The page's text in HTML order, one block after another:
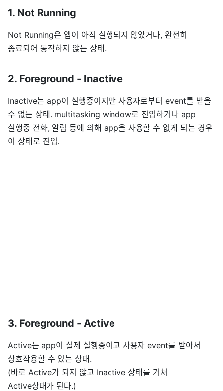
1. Not Running
Not Running은 앱이 아직 실행되지 않았거나, 완전히
종료되어 동작하지 않는 상태.
2. Foreground - Inactive
Inactive는 app이 실행중이지만 사용자로부터 event를 받을
수 없는 상태. multitasking window로 진입하거나 app
실행중 전화, 알림 등에 의해 app을 사용할 수 없게 되는 경우
이 상태로 진입.
3. Foreground - Active
Active는 app이 실제 실행중이고 사용자 event를 받아서
상호작용할 수 있는 상태.
(바로 Active가 되지 않고 Inactive 상태를 거쳐
Active상태가 된다.)